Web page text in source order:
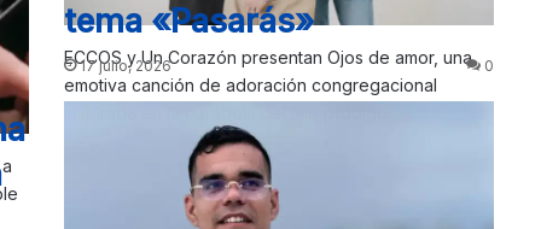
ECCOS y Un Corazón presentan Ojos de amor, una
emotiva canción de adoración congregacional
tema «Pasarás»
17 julio, 2026 0